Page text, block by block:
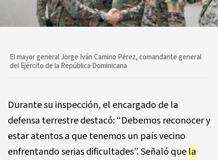
El mayor general Jorge Iván Camino Pérez, comandante general
del Ejército de la República Dominicana
Durante su inspección, el encargado de la
defensa terrestre destacó: “Debemos reconocer y
estar atentos a que tenemos un país vecino
enfrentando serias dificultades”. Señaló que la